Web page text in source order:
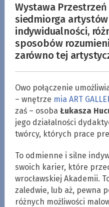
Wystawa
siedmiorga artystów
indywidualności,
sposobów
zarówno tej
Owo połączenie
– wnętrze mia ART
zaś – osoba Łukasza
jego działalności
twórcy, których prace
To odmienne i silne
swoich karier, które
wrocławskiej Akademii.
zaledwie, lub aż, pewna
różnych możliwości